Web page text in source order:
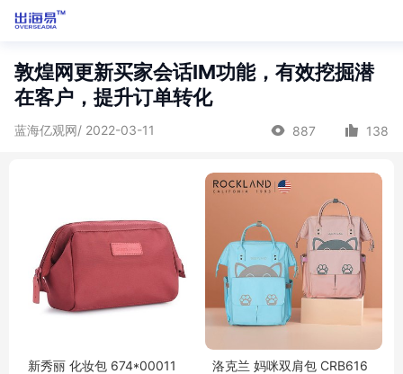
敦煌网更新买家会话IM功能，有效挖掘潜
在客户，提升订单转化
蓝海亿观网/ 2022-03-11 887 138
新秀丽 化妆包 674*00011
洛克兰 妈咪双肩包 CRB616